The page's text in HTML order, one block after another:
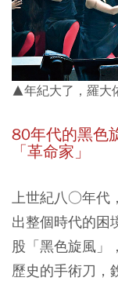
▲年紀大了，羅大
80年代的黑色
「革命家」
上世紀八○年代
出整個時代的困
股「黑色旋風」
歷史的手術刀，